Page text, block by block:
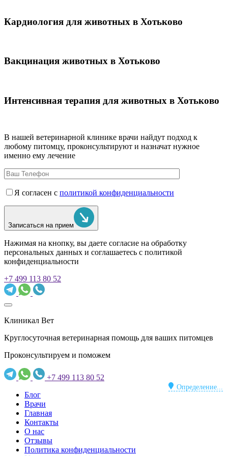
Кардиология для животных в Хотьково
Вакцинация животных в Хотьково
Интенсивная терапия для животных в Хотьково
В нашей ветеринарной клинике врачи найдут подход к
любому питомцу, проконсультируют и назначат нужное
именно ему лечение
Я согласен с политикой конфиденциальности
Записаться на прием
Нажимая на кнопку, вы даете согласие на обработку
персональных данных и соглашаетесь c политикой
конфиденциальности
+7 499 113 80 52
Клиникал Вет
Круглосуточная ветеринарная помощь для ваших питомцев
Проконсультируем и поможем
+7 499 113 80 52
Определение...
Блог
Врачи
Главная
Контакты
О нас
Отзывы
Политика конфиденциальности